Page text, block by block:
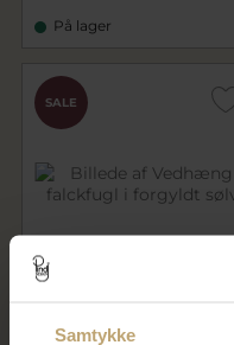
Samtykke
På lager
SALE
sølv